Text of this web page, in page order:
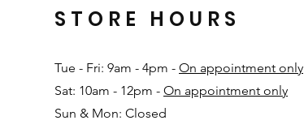
Tue - Fri: 9am - 4pm - On appointment only
Sat: 10am - 12pm - On appointment only
Sun & Mon: Closed​
STORE HOURS